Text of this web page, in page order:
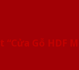
Gỗ HDF